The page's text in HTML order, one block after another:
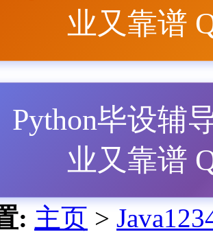
业又靠谱
Python毕设辅
业又靠谱
: 主页 >